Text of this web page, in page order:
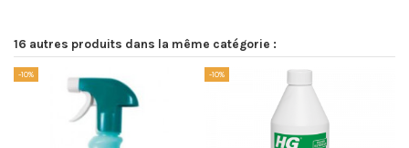
16 autres produits dans la même catégorie :
-10% -10%